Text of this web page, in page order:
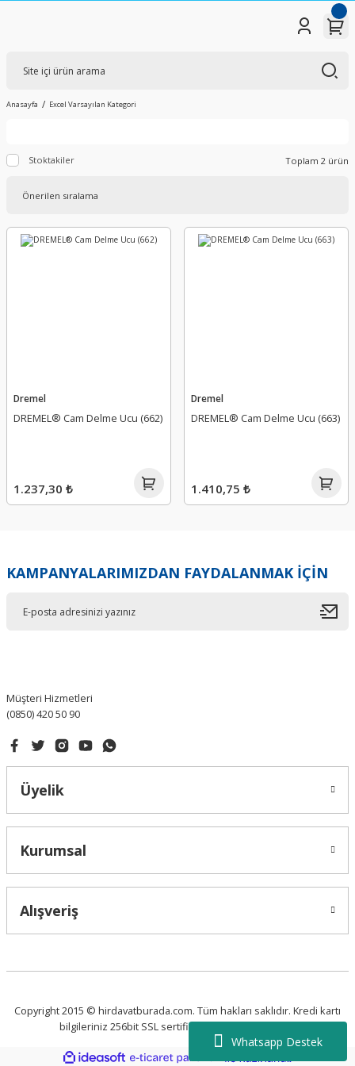
Whatsapp Destek
Anasayfa Excel Varsayılan Kategori
Stoktakiler Toplam 2 ürün
Dremel
DREMEL® Cam Delme Ucu (662)
1.237,30 ₺
Dremel
DREMEL® Cam Delme Ucu (663)
1.410,75 ₺
KAMPANYALARIMIZDAN FAYDALANMAK İÇİN
Müşteri Hizmetleri
(0850) 420 50 90
Üyelik
Kurumsal
Alışveriş
Copyright 2015 © hirdavatburada.com. Tüm hakları saklıdır. Kredi kartı
bilgileriniz 256bit SSL sertifikası ile korunmaktadır.
ideasoft